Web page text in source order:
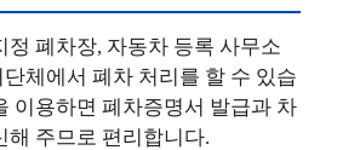
정 폐차장, 자동차 등록 사무소
체에서 폐차 처리를 할 수 있습
이용하면 폐차증명서 발급과 차
해 주므로 편리합니다.